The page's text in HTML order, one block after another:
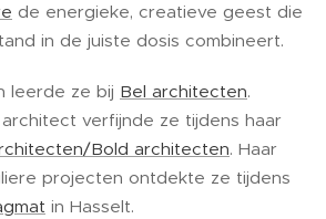
de energieke, creatieve geest die
in de juiste dosis combineert.
leerde ze bij Bel architecten.
verfijnde ze tijdens haar
Bold architecten. Haar
projecten ontdekte ze tijdens
in Hasselt.